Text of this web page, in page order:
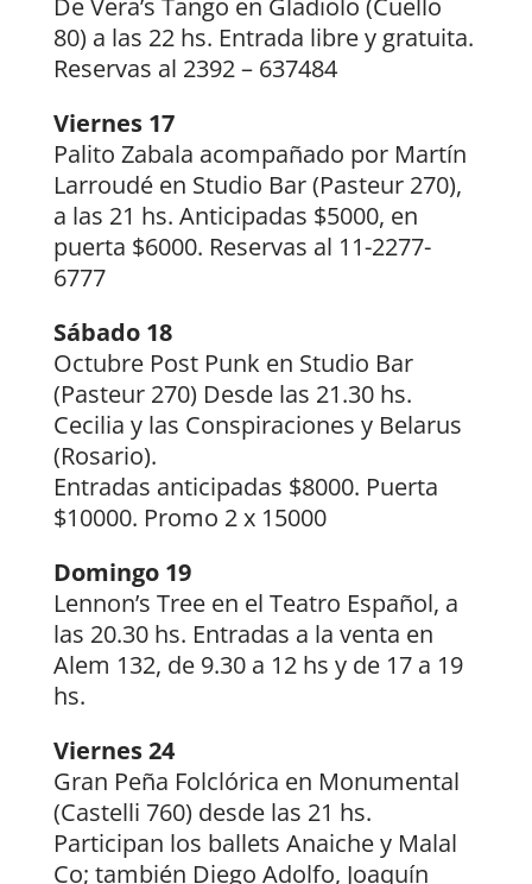
80) a las 22 hs. Entrada libre y gratuita.
Reservas al 2392 – 637484
Viernes 17
Palito Zabala acompañado por Martín
Larroudé en Studio Bar (Pasteur 270),
a las 21 hs. Anticipadas $5000, en
puerta $6000. Reservas al 11-2277-
6777
Sábado 18
Octubre Post Punk en Studio Bar
(Pasteur 270) Desde las 21.30 hs.
Cecilia y las Conspiraciones y Belarus
(Rosario).
Entradas anticipadas $8000. Puerta
$10000. Promo 2 x 15000
Domingo 19
Lennon’s Tree en el Teatro Español, a
las 20.30 hs. Entradas a la venta en
Alem 132, de 9.30 a 12 hs y de 17 a 19
hs.
Viernes 24
Gran Peña Folclórica en Monumental
(Castelli 760) desde las 21 hs.
Participan los ballets Anaiche y Malal
Co; también Diego Adolfo, Joaquín